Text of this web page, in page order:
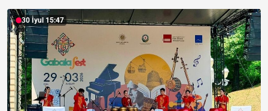
30 İyul 15:47